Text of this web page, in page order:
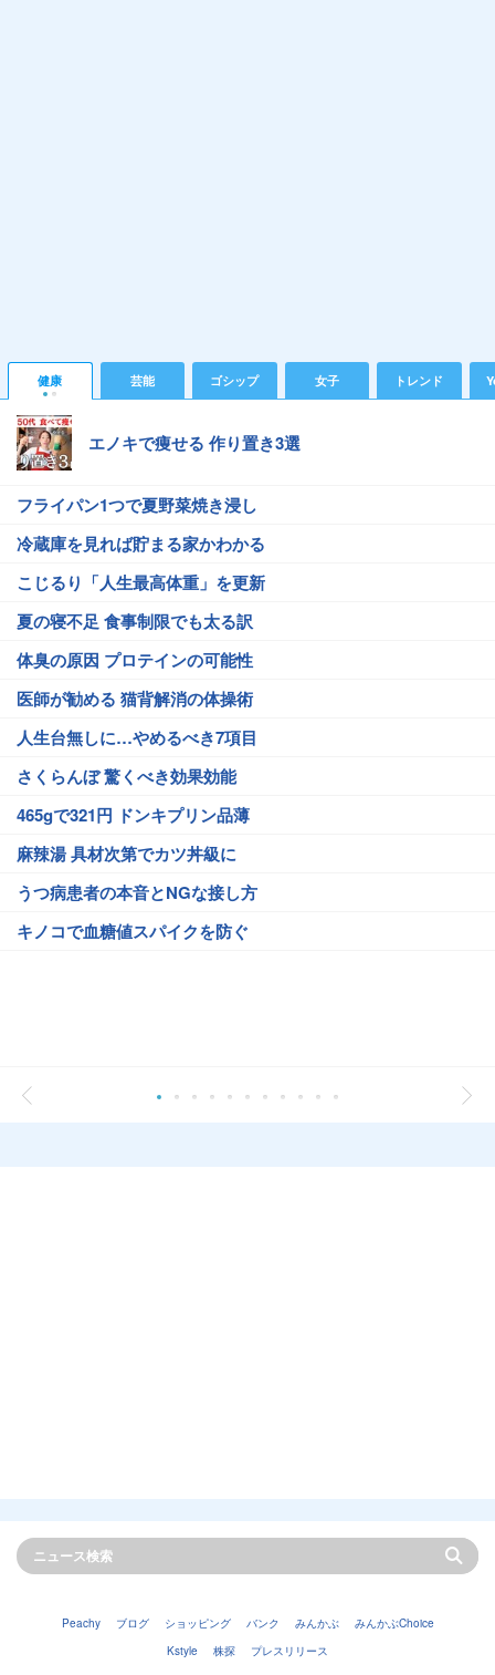
健康 芸能 ゴシップ 女子 トレンド
エノキで痩せる 作り置き3選
フライパン1つで夏野菜焼き浸し
冷蔵庫を見れば貯まる家かわかる
こじるり「人生最高体重」を更新
夏の寝不足 食事制限でも太る訳
体臭の原因 プロテインの可能性
医師が勧める 猫背解消の体操術
人生台無しに…やめるべき7項目
さくらんぼ 驚くべき効果効能
465gで321円 ドンキプリン品薄
麻辣湯 具材次第でカツ丼級に
うつ病患者の本音とNGな接し方
キノコで血糖値スパイクを防ぐ
Peachy ブログ ショッピング バンク みんかぶ
みんかぶChoice
Kstyle
株探 プレスリリース